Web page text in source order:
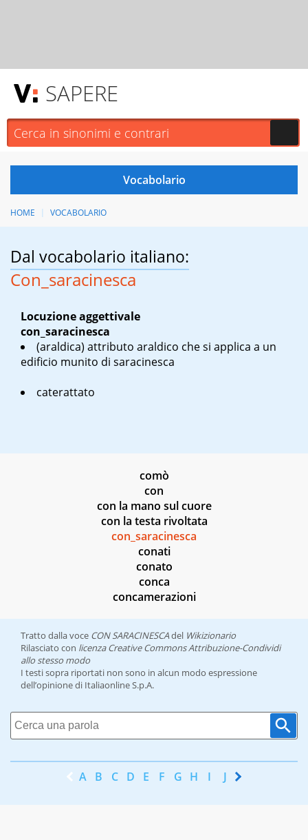
SAPERE
HOME VOCABOLARIO
Dal vocabolario italiano:
Con_saracinesca
Locuzione aggettivale
con_saracinesca
(araldica) attributo araldico che si applica a un
edificio munito di saracinesca
caterattato
comò
con
con la mano sul cuore
con la testa rivoltata
con_saracinesca
conati
conato
conca
concamerazioni
Tratto dalla voce CON SARACINESCAdel Wikizionario
Rilasciato con licenza Creative Commons Attribuzione-Condividi
allo stesso modo
I testi sopra riportati non sono in alcun modo espressione
dell’opinione di Italiaonline S.p.A.
A B C D E F G H I J K